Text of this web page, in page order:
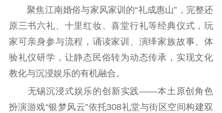
服务管理平台
管理平台
服务管理
文化产业
数字出版
新闻发布工作备
电影
服务
理论宣讲
共建共享平台
政工继续教育学
习平台
责任编辑注册
聚焦江南婚俗与家风家训的“礼成惠山”，完整还
原三书六礼、十里红妆、喜堂行礼等经典仪式，玩
家可亲身参与流程，诵读家训、演绎家族故事、体
验礼仪研学，让静态民俗转为动态传承，实现文化
教化与沉浸娱乐的有机融合。
无锡沉浸式娱乐的创新实践——本土原创角色
扮演游戏“银梦风云”依托308礼堂与街区空间构建双